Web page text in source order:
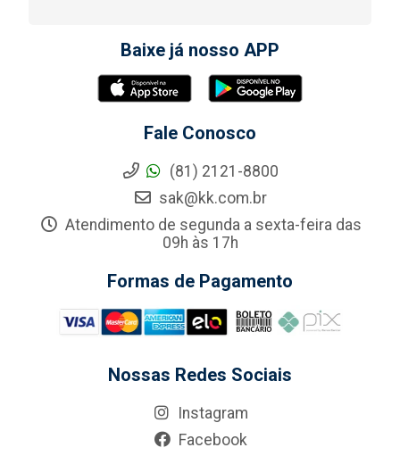
Baixe já nosso APP
Fale Conosco
(81) 2121-8800
sak@kk.com.br
Atendimento de segunda a sexta-feira das
09h às 17h
Formas de Pagamento
Nossas Redes Sociais
Instagram
Facebook